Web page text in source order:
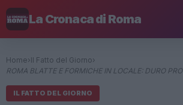
La Cronaca di Roma
Home› Il Fatto del Giorno›
ROMA BLATTE E FORMICHE IN LOCALE: DURO
IL FATTO DEL GIORNO